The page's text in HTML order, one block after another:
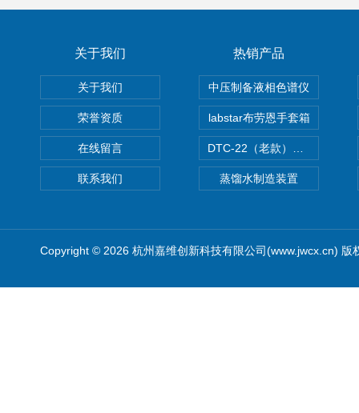
关于我们
关于我们
荣誉资质
在线留言
联系我们
热销产品
中压制备液相色谱仪
labstar布劳恩手套箱
蒸馏水制造装置
Copyright © 2026 杭州嘉维创新科技有限公司(www.jwcx.cn) 版